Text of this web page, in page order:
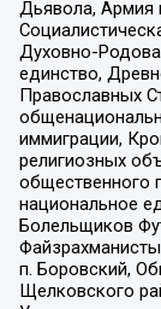
Дьявола, Армия
Духовно-
единство,
Православных
иммиграции,
религиозных
общественного
национальное
Болельщиков
п. Боровский,
Щелковского